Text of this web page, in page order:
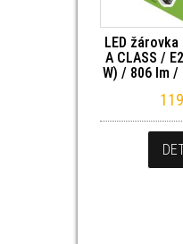
LED
A CLASS /
W) / 806 lm
119